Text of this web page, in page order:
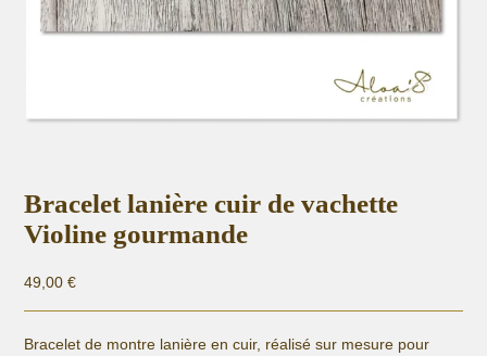
Bracelet lanière cuir de vachette
Violine gourmande
49,00€
Bracelet de montre lanière en cuir, réalisé sur mesure pour